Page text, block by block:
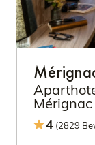
4 (2829